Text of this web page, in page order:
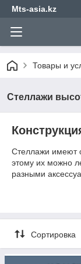
Mts-asia.kz
Товары и
Стеллажи
Стеллажи имеют
этому их можно
разными
конкретного
ярусов,
документации.
Сортировка